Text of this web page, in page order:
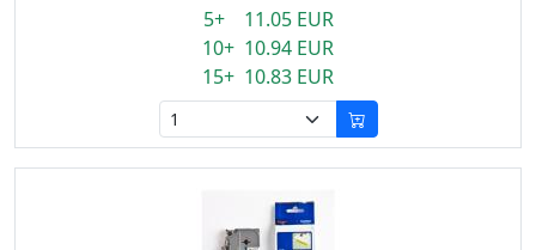
5+ 11.05 EUR
10+ 10.94 EUR
15+ 10.83 EUR